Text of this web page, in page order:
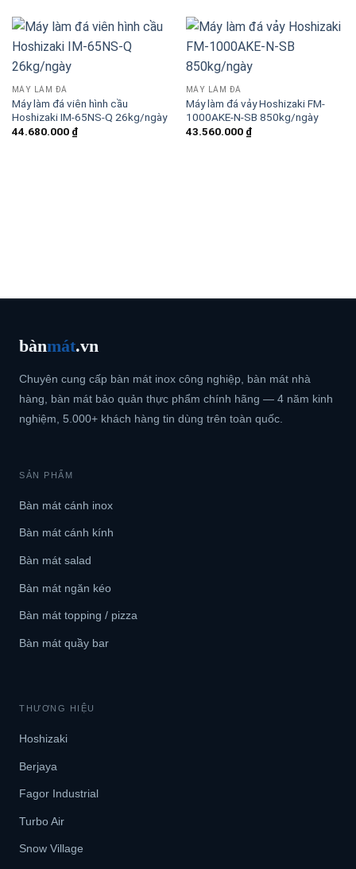
MÁY LÀM ĐÁ
Máy làm đá viên hình cầu
Hoshizaki IM-65NS-Q 26kg/ngày
44.680.000 ₫
MÁY LÀM ĐÁ
Máy làm đá vảy Hoshizaki FM-
1000AKE-N-SB 850kg/ngày
43.560.000 ₫
bànmát.vn
Chuyên cung cấp bàn mát inox công nghiệp, bàn mát nhà
hàng, bàn mát bảo quản thực phẩm chính hãng — 4 năm kinh
nghiệm, 5.000+ khách hàng tin dùng trên toàn quốc.
SẢN PHẨM
Bàn mát cánh inox
Bàn mát cánh kính
Bàn mát salad
Bàn mát ngăn kéo
Bàn mát topping / pizza
Bàn mát quầy bar
THƯƠNG HIỆU
Hoshizaki
Berjaya
Fagor Industrial
Turbo Air
Snow Village